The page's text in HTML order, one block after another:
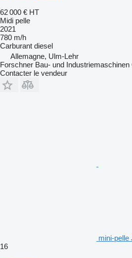
62 000 € HT
Midi pelle
2021
780 m/h
Carburant diesel
Allemagne, Ulm-Lehr
Forschner Bau- und Industriemaschinen
Contacter le vendeur
mini-pelle
16